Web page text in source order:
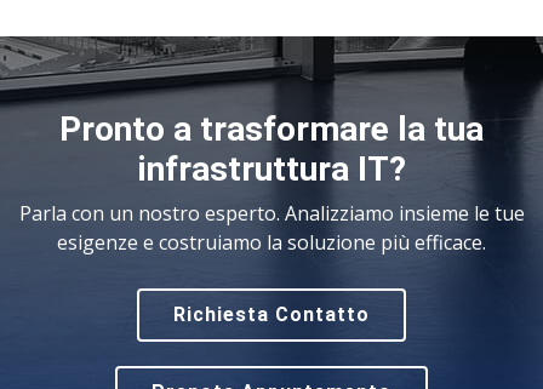
Pronto a trasformare la tua
infrastruttura IT?
Parla con un nostro esperto. Analizziamo insieme le tue
esigenze e costruiamo la soluzione più efficace.
Richiesta Contatto